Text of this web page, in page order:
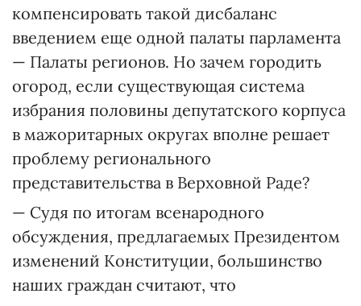
компенсировать такой дисбаланс
введением еще одной палаты парламента
— Палаты регионов. Но зачем городить
огород, если существующая система
избрания половины депутатского корпуса
в мажоритарных округах вполне решает
проблему регионального
представительства в Верховной Раде?
— Судя по итогам всенародного
обсуждения, предлагаемых Президентом
изменений Конституции, большинство
наших граждан считают, что